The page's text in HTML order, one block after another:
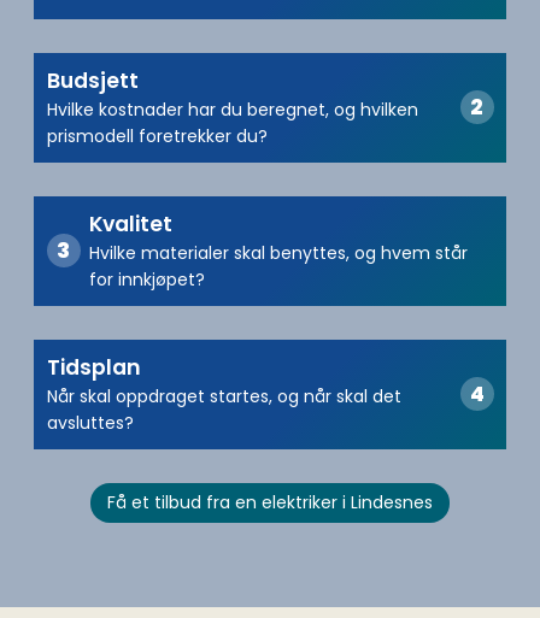
Budsjett
Hvilke kostnader har du beregnet, og hvilken
prismodell foretrekker du?
Kvalitet
Hvilke materialer skal benyttes, og hvem står
for innkjøpet?
Tidsplan
Når skal oppdraget startes, og når skal det
avsluttes?
Få et tilbud fra en elektriker i Lindesnes